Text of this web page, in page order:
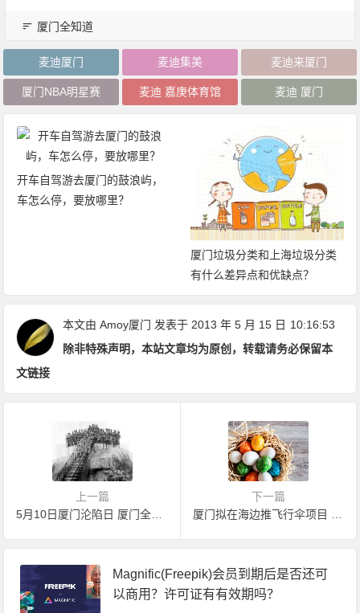
厦门全知道
麦迪厦门 麦迪集美 麦迪来厦门
厦门NBA明星赛 麦迪 嘉庚体育馆 麦迪 厦门
开车自驾游去厦门的鼓浪屿，
车怎么停，要放哪里？
厦门垃圾分类和上海垃圾分类
有什么差异点和优缺点？
本文由Amoy厦门 发表于 2013 年 5 月 15 日 10:16:53
除非特殊声明，本站文章均为原创，转载请务必保留本
文链接
上一篇
5月10日厦门沦陷日 厦门全市鸣响防空警报
下一篇
厦门拟在海边推飞行伞项目 你敢飞吗？
Magnific(Freepik)会员到期后是否还可
以商用？许可证有有效期吗？